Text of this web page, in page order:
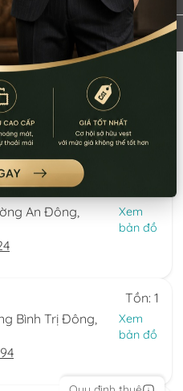
kho:
nhánh có hàng
nhánh khác nhau. Quý khách
An Đông,
Xem
bản đồ
Tồn: 1
Bình Trị Đông,
Xem
bản đồ